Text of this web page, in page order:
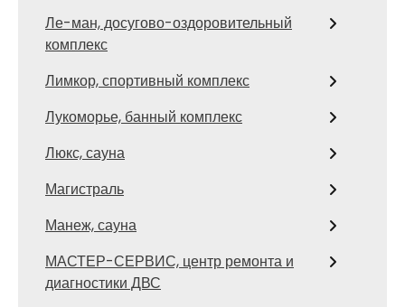
Ле-ман, досугово-оздоровительный
комплекс
Лимкор, спортивный комплекс
Лукоморье, банный комплекс
Люкс, сауна
Магистраль
Манеж, сауна
МАСТЕР-СЕРВИС, центр ремонта и
диагностики ДВС